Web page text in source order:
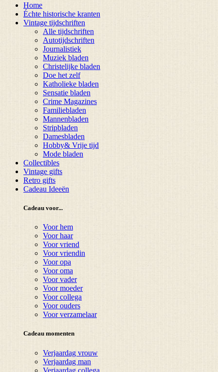
Home
Échte historische kranten
Vintage tijdschriften
Alle tijdschriften
Autotijdschriften
Journalistiek
Muziek bladen
Christelijke bladen
Doe het zelf
Katholieke bladen
Sensatie bladen
Crime Magazines
Familiebladen
Mannenbladen
Stripbladen
Damesbladen
Hobby& Vrije tijd
Mode bladen
Collectibles
Vintage gifts
Retro gifts
Cadeau Ideeën
Cadeau voor...
Voor hem
Voor haar
Voor vriend
Voor vriendin
Voor opa
Voor oma
Voor vader
Voor moeder
Voor collega
Voor ouders
Voor verzamelaar
Cadeau momenten
Verjaardag vrouw
Verjaardag man
Verjaardag collega